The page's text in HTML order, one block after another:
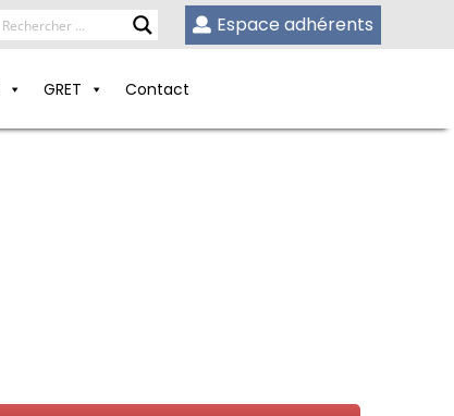
Espace adhérents
GRET Contact